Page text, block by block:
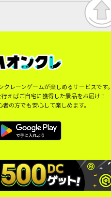
レーンゲームが楽しめるサービスです
えばご自宅に獲得した景品をお届け！
の方でも安心して楽しめます。